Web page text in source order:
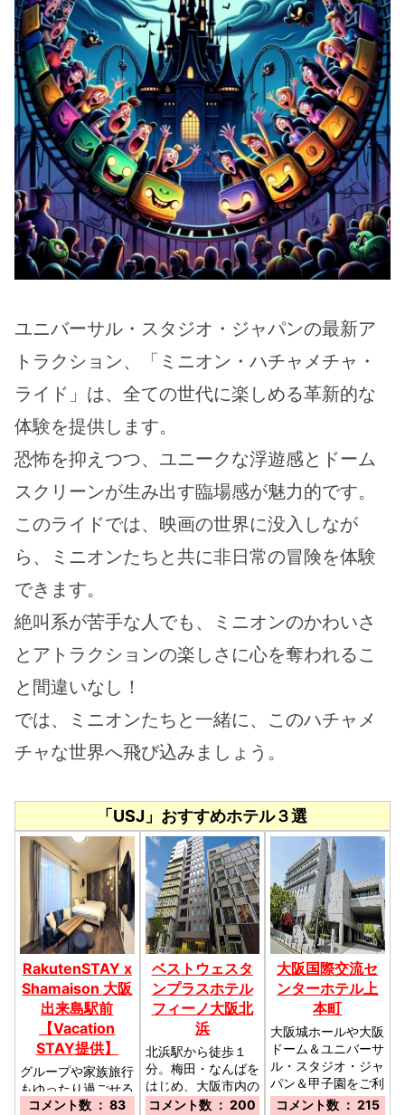
ユニバーサル・スタジオ・ジャパンの最新ア
トラクション、「ミニオン・ハチャメチャ・
ライド」は、全ての世代に楽しめる革新的な
体験を提供します。
恐怖を抑えつつ、ユニークな浮遊感とドーム
スクリーンが生み出す臨場感が魅力的です。
このライドでは、映画の世界に没入しなが
ら、ミニオンたちと共に非日常の冒険を体験
できます。
絶叫系が苦手な人でも、ミニオンのかわいさ
とアトラクションの楽しさに心を奪われるこ
と間違いなし！
では、ミニオンたちと一緒に、このハチャメ
チャな世界へ飛び込みましょう。
「USJ」おすすめホテル３選
RakutenSTAY x
Shamaison 大阪
出来島駅前
【Vacation
STAY提供】
グループや家族旅行
もゆったり過ごせる
最大7名利用可能な
コメント数 ： 83
ベストウェスタ
ンプラスホテル
フィーノ大阪北
浜
北浜駅から徒歩１
分。梅田・なんばを
はじめ、大阪市内の
観光地や京都へのア
コメント数 ： 200
大阪国際交流セ
ンターホテル上
本町
大阪城ホールや大阪
ドーム＆ユニバーサ
ル・スタジオ・ジャ
パン＆甲子園をご利
用される際は当館
コメント数 ： 215